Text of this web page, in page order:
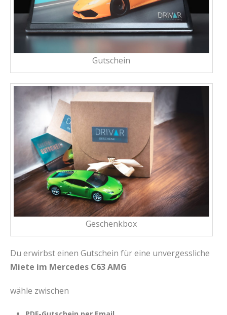
Gutschein
Geschenkbox
Du erwirbst einen Gutschein für eine unvergessliche
Miete im Mercedes C63 AMG
wähle zwischen